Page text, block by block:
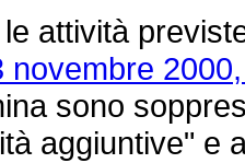
attività
novembre
sono
aggiuntive" e